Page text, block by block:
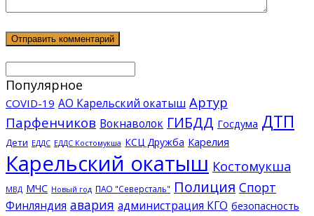
Популярное
COVID-19 АО Карельский окатыш Артур
Парфенчиков Вокнаволок ГИБДД Госдума ДТП
Дети ЕДДС ЕДДС Костомукша КСЦ Дружба Карелия
Карельский окатыш Костомукша
МВД МЧС Новый год ПАО "Северсталь" Полиция Спорт
Финляндия авария администрация КГО безопасность